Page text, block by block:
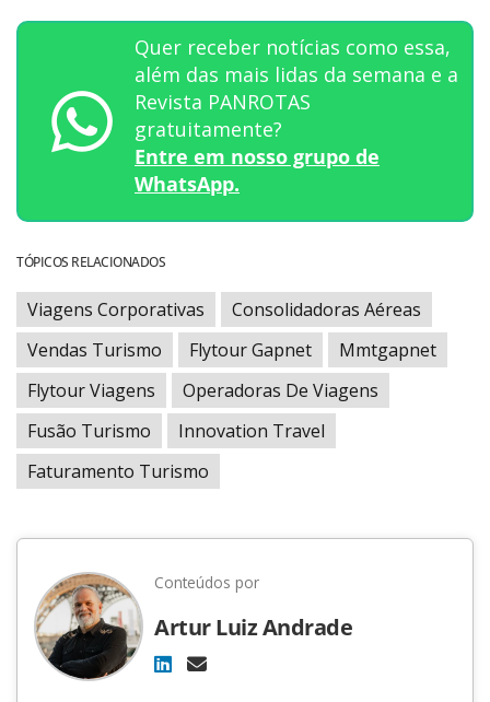
Quer receber notícias como essa,
além das mais lidas da semana e a
Revista PANROTAS
gratuitamente?
Entre em nosso grupo de
WhatsApp.
TÓPICOS RELACIONADOS
Viagens Corporativas
Consolidadoras Aéreas
Vendas Turismo
Flytour Gapnet
Mmtgapnet
Flytour Viagens
Operadoras De Viagens
Fusão Turismo
Innovation Travel
Faturamento Turismo
Conteúdos por
Artur Luiz Andrade